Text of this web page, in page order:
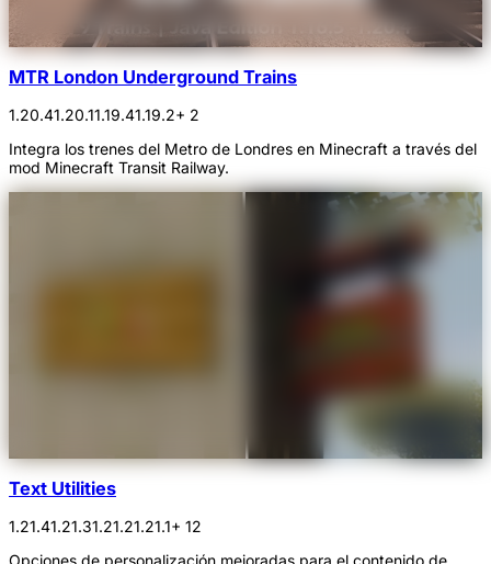
MTR London Underground Trains
1.20.41.20.11.19.41.19.2+ 2
Integra los trenes del Metro de Londres en Minecraft a través del
mod Minecraft Transit Railway.
Text Utilities
1.21.41.21.31.21.21.21.1+ 12
Opciones de personalización mejoradas para el contenido de